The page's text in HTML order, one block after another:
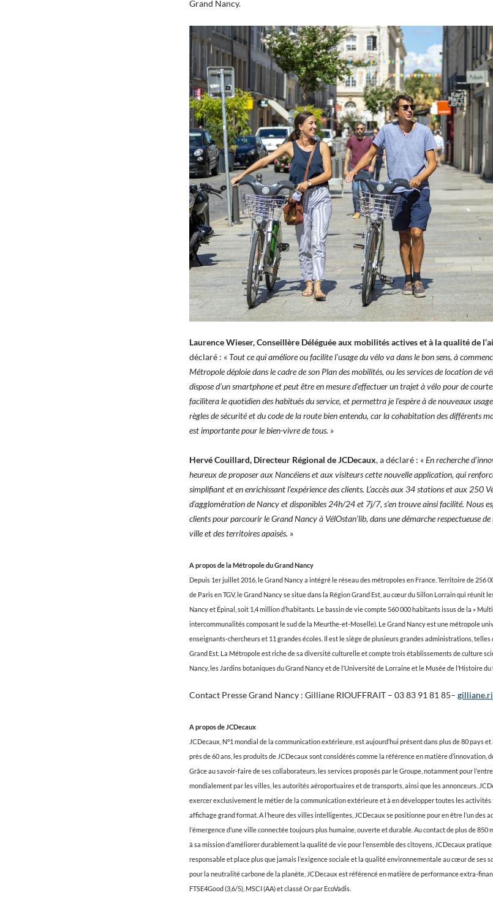
Grand Nancy.
Laurence Wieser, Conseillère Déléguée aux mobilités actives et à la qualité de
déclaré : « Tout ce qui améliore ou facilite l’usage du vélo va dans le bon sens, à
Métropole déploie dans le cadre de son Plan des mobilités, ou les services de location de
dispose d’un smartphone et peut être en mesure d’effectuer un trajet à vélo pour de
facilitera le quotidien des habitués du service, et permettra je l’espère à de nouveaux
règles de sécurité et du code de la route bien entendu, car la cohabitation des différents
est importante pour le bien-vivre de tous. »
Hervé Couillard, Directeur Régional de JCDecaux, a déclaré : «En recherche
heureux de proposer aux Nancéiens et aux visiteurs cette nouvelle application, qui
simplifiant et en enrichissant l’expérience des clients. L’accès aux 34 stations et aux 250
d’agglomération de Nancy et disponibles 24h/24 et 7j/7, s’en trouve ainsi facilité. Nous
clients pour parcourir le Grand Nancy à VélOstan’lib, dans une démarche respectueuse
ville et des territoires apaisés. »
A propos de la Métropole du Grand Nancy
Depuis 1er juillet 2016, le Grand Nancy a intégré le réseau des métropoles en France. Territoire de 256
de Paris en TGV, le Grand Nancy se situe dans la Région Grand Est, au cœur du Sillon Lorrain qui réunit
Nancy et Épinal, soit 1,4 million d’habitants. Le bassin de vie compte 560 000 habitants issus de la «
intercommunalités composant le sud de la Meurthe-et-Moselle). Le Grand Nancy est une métropole
enseignants-chercheurs et 11 grandes écoles. Il est le siège de plusieurs grandes administrations, telles
Grand Est. La Métropole est riche de sa diversité culturelle et compte trois établissements de culture
Nancy, les Jardins botaniques du Grand Nancy et de l’Université de Lorraine et le Musée de l’Histoire du
Contact Presse Grand Nancy : Gilliane RIOUFFRAIT – 03 83 91 81 85–
A propos de JCDecaux
JCDecaux, N°1 mondial de la communication extérieure, est aujourd’hui présent dans plus de 80 pays
près de 60 ans, les produits de JCDecaux sont considérés comme la référence en matière d’innovation,
Grâce au savoir-faire de ses collaborateurs, les services proposés par le Groupe, notamment pour
mondialement par les villes, les autorités aéroportuaires et de transports, ainsi que les annonceurs.
exercer exclusivement le métier de la communication extérieure et à en développer toutes les
affichage grand format. A l’heure des villes intelligentes, JCDecaux se positionne pour en être l’un des
l’émergence d’une ville connectée toujours plus humaine, ouverte et durable. Au contact de plus de
à sa mission d’améliorer durablement la qualité de vie pour l’ensemble des citoyens, JCDecaux
responsable et place plus que jamais l’exigence sociale et la qualité environnementale au cœur de ses
pour la neutralité carbone de la planète, JCDecaux est référencé en matière de performance extra-
FTSE4Good (3,6/5), MSCI (AA) et classé Or par EcoVadis.